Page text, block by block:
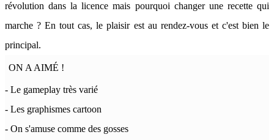
révolution dans la licence mais pourquoi changer une recette qui
marche ? En tout cas, le plaisir est au rendez-vous et c'est bien le
principal.
ON A AIMÉ !
- Le gameplay très varié
- Les graphismes cartoon
- On s'amuse comme des gosses